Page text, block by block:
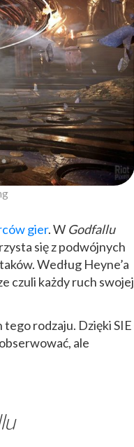
gier. W Godfallu
się z podwójnych
Według Heyne’a
czuli każdy ruch swojej
rodzaju. Dzięki SIE
ale